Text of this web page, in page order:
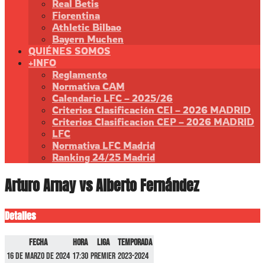
Real Betis
Fiorentina
Athletic Bilbao
Bayern Muchen
QUIÉNES SOMOS
+INFO
Reglamento
Normativa CAM
Calendario LFC – 2025/26
Criterios Clasificación CEI – 2026 MADRID
Criterios Clasificacion CEP – 2026 MADRID
LFC
Normativa LFC Madrid
Ranking 24/25 Madrid
Arturo Arnay vs Alberto Fernández
Detalles
Fecha Hora Liga
Temporada
16 de marzo de 2024 17:30 Premier 2023-2024